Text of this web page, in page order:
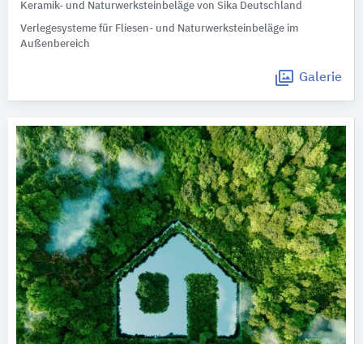
Keramik- und Naturwerksteinbeläge von Sika Deutschland
Verlegesysteme für Fliesen- und Naturwerksteinbeläge im
Außenbereich
Galerie